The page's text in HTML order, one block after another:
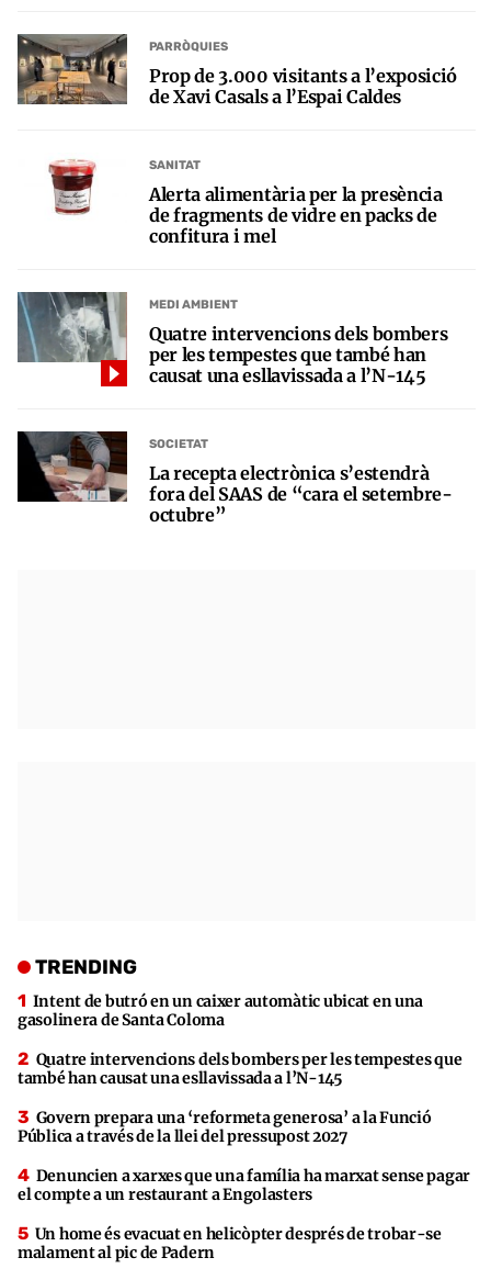
PARRÒQUIES
Prop de 3.000 visitants a l’exposició
de Xavi Casals a l’Espai Caldes
SANITAT
Alerta alimentària per la presència
de fragments de vidre en packs de
confitura i mel
MEDI AMBIENT
Quatre intervencions dels bombers
per les tempestes que també han
causat una esllavissada a l’N-145
SOCIETAT
La recepta electrònica s’estendrà
fora del SAAS de “cara el setembre-
octubre”
TRENDING
Intent de butró en un caixer automàtic ubicat en una
gasolinera de Santa Coloma
Quatre intervencions dels bombers per les tempestes que
també han causat una esllavissada a l’N-145
Govern prepara una ‘reformeta generosa’ a la Funció
Pública a través de la llei del pressupost 2027
Denuncien a xarxes que una família ha marxat sense pagar
el compte a un restaurant a Engolasters
Un home és evacuat en helicòpter després de trobar-se
malament al pic de Padern